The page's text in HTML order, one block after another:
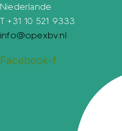
Niederlande
T +31 10 521 9333
info@opexbv.nl
Facebook-f